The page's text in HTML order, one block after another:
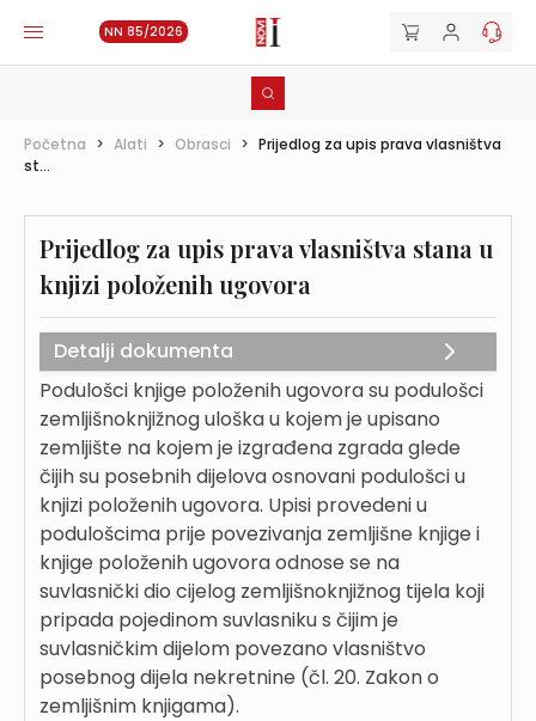
NN 85/2026
Početna > Alati > Obrasci > Prijedlog za upis prava vlasništva
st...
Prijedlog za upis prava vlasništva stana u
knjizi položenih ugovora
Detalji dokumenta
Podulošci knjige položenih ugovora su podulošci
zemljišnoknjižnog uloška u kojem je upisano
zemljište na kojem je izgrađena zgrada glede
čijih su posebnih dijelova osnovani podulošci u
knjizi položenih ugovora. Upisi provedeni u
podulošcima prije povezivanja zemljišne knjige i
knjige položenih ugovora odnose se na
suvlasnički dio cijelog zemljišnoknjižnog tijela koji
pripada pojedinom suvlasniku s čijim je
suvlasničkim dijelom povezano vlasništvo
posebnog dijela nekretnine (čl. 20. Zakon o
zemljišnim knjigama).